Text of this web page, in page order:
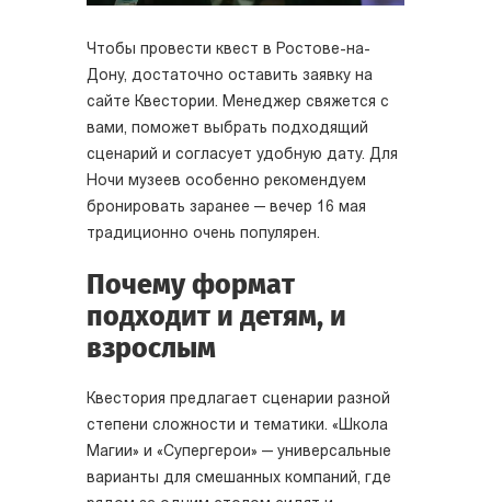
Чтобы провести квест в Ростове-на-
Дону, достаточно оставить заявку на
сайте Квестории. Менеджер свяжется с
вами, поможет выбрать подходящий
сценарий и согласует удобную дату. Для
Ночи музеев особенно рекомендуем
бронировать заранее — вечер 16 мая
традиционно очень популярен.
Почему формат
подходит и детям, и
взрослым
Квестория предлагает сценарии разной
степени сложности и тематики. «Школа
Магии» и «Супергерои» — универсальные
варианты для смешанных компаний, где